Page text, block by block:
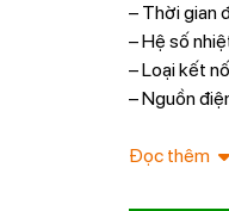
– Thời gian
– Hệ số
– Loại kết
– Nguồn
Đọc thêm